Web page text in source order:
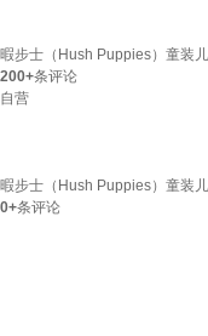
暇步士（Hush Puppies）童装
200+条评论
自营
暇步士（Hush Puppies）童装
0+条评论